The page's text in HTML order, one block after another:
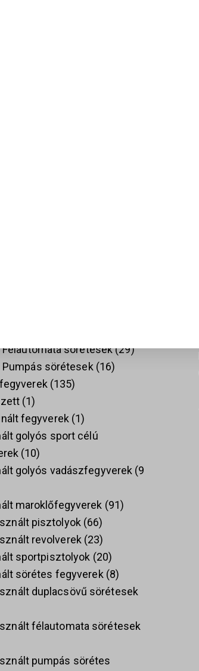
Félautomata sörétesek 29
Pumpás sörétesek 16
135
1
fegyverek 1
golyós sport célú
10
golyós vadászfegyverek 9
maroklőfegyverek 91
pisztolyok 66
revolverek 23
sportpisztolyok 20
sörétes fegyverek 8
duplacsövű sörétesek
félautomata sörétesek
pumpás sörétes